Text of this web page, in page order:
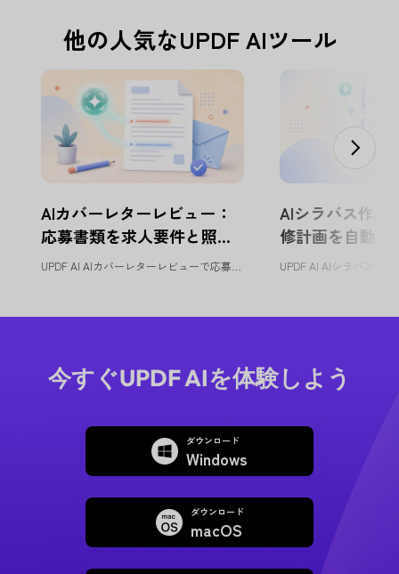
他の人気なUPDF AIツール
AIカバーレターレビュー：
応募書類を求人要件と照合 |
UPDF AI
AIシラバス作成
修計画を自動設
今すぐUPDF AIを体験しよう
ダウンロード
Windows
ダウンロード
macOS